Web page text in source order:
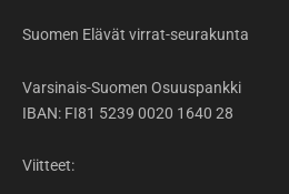
-
m
Suomen Elävät virrat-seurakunta
Varsinais-Suomen Osuuspankki
IBAN: FI81 5239 0020 1640 28
Viitteet: